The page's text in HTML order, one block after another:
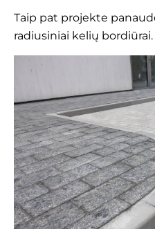
Taip pat projekte
radiusiniai kelių bordiūrai.